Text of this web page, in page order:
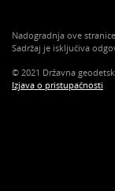
Nadogradnja ove
Sadržaj je isključiva
© 2021 Državna
Izjava o pristupačnosti